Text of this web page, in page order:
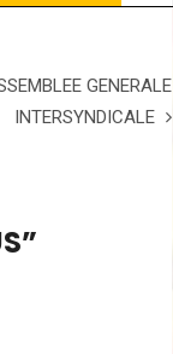
GENERALE
INTERSYNDICALE
”